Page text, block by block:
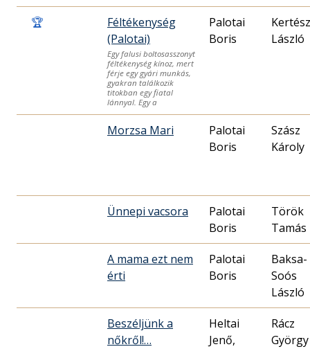
🏆
Féltékenység
(Palotai)
Egy falusi boltosasszonyt
féltékenység kínoz, mert
férje egy gyári munkás,
gyakran találkozik
titokban egy fiatal
lánnyal. Egy a
Palotai
Boris
Kertész
László
Morzsa Mari
Palotai
Boris
Szász
Károly
Ünnepi vacsora
Palotai
Boris
Török
Tamás
A mama ezt nem
érti
Palotai
Boris
Baksa-
Soós
László
Beszéljünk a
nőkről!…
Heltai
Jenő,
Rácz
György